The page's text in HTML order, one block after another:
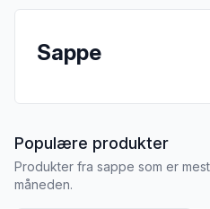
Sappe
Populære produkterfra
Produkter fra sappe som er
måneden.